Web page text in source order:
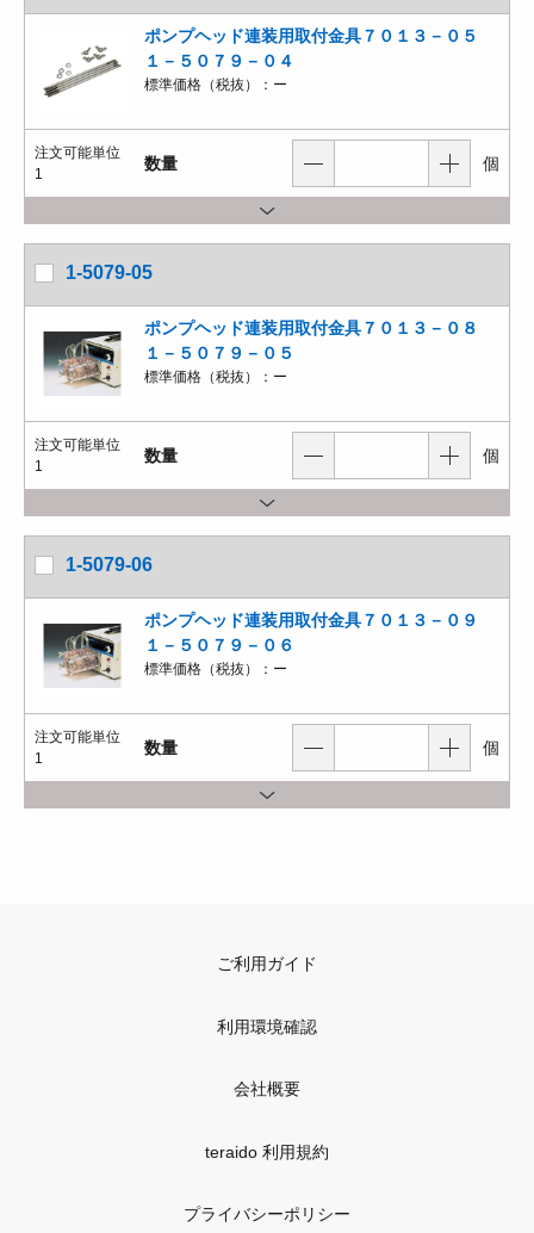
ポンプヘッド連装用取付金具７０１３－０５
１－５０７９－０４
標準価格（税抜）： ー
注文可能単位
1
数量 個
1-5079-05
ポンプヘッド連装用取付金具７０１３－０８
１－５０７９－０５
標準価格（税抜）： ー
注文可能単位
1
数量 個
1-5079-06
ポンプヘッド連装用取付金具７０１３－０９
１－５０７９－０６
標準価格（税抜）： ー
注文可能単位
1
数量 個
ご利用ガイド
利用環境確認
会社概要
teraido 利用規約
プライバシーポリシー